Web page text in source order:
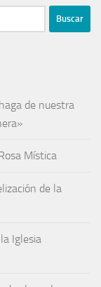
de nuestra
Mística
de la
Iglesia